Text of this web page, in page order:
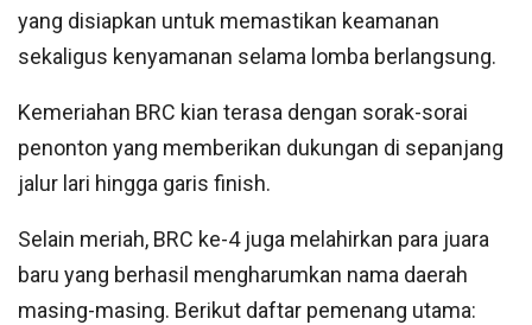
yang disiapkan untuk memastikan keamanan
sekaligus kenyamanan selama lomba berlangsung.
Kemeriahan BRC kian terasa dengan sorak-sorai
penonton yang memberikan dukungan di sepanjang
jalur lari hingga garis finish.
Selain meriah, BRC ke-4 juga melahirkan para juara
baru yang berhasil mengharumkan nama daerah
masing-masing. Berikut daftar pemenang utama: